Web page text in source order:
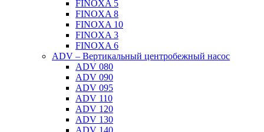
FINOXA 5
FINOXA 8
FINOXA 10
FINOXA 3
FINOXA 6
ADV – Вертикальный центробежный насос
ADV 080
ADV 090
ADV 095
ADV 110
ADV 120
ADV 130
ADV 140